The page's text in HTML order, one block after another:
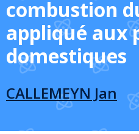
combustion
appliqué aux
domestiques
CALLEMEYN Jan